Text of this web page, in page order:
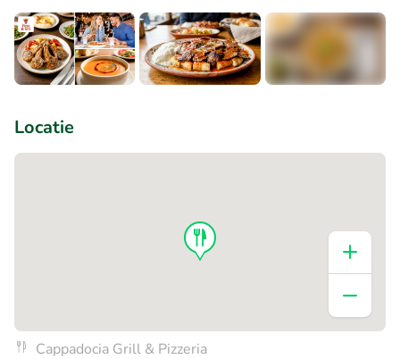
Locatie
Cappadocia Grill & Pizzeria